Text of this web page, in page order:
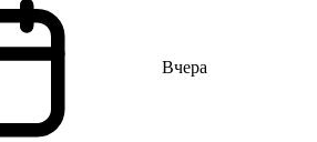
Вчера